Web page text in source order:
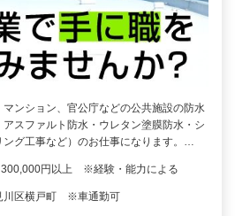
ンション、官公庁などの公共施設の防水
アスファルト防水・ウレタン塗膜防水・シ
グ工事など）のお仕事になります。…
300,000円以上 ※経験・能力による
川区横戸町 ※車通勤可